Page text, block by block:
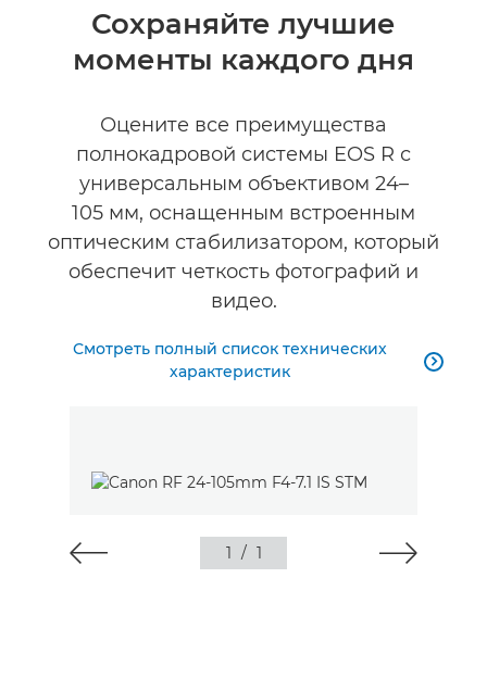
Общая информация
Технические характеристики
Сохраняйте лучшие
моменты каждого дня
Оцените все преимущества
полнокадровой системы EOS R с
универсальным объективом 24–
105 мм, оснащенным встроенным
оптическим стабилизатором, который
обеспечит четкость фотографий и
видео.
Смотреть полный список технических
характеристик

1 / 1